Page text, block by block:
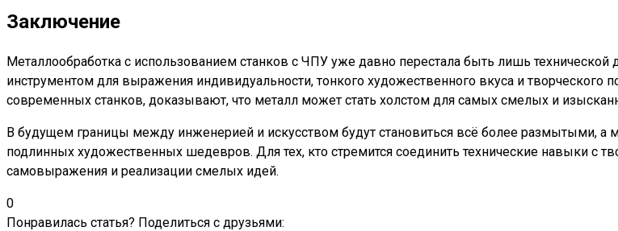
Заключение
Металлообработка с использованием станков с ЧПУ уже давно перестала быть лишь технической
инструментом для выражения индивидуальности, тонкого художественного вкуса и
современных станков, доказывают, что металл может стать холстом для самых смелых и
В будущем границы между инженерией и искусством будут становиться всё более размытыми, а
подлинных художественных шедевров. Для тех, кто стремится соединить технические навыки с
самовыражения и реализации смелых идей.
0
Понравилась статья? Поделиться с друзьями: